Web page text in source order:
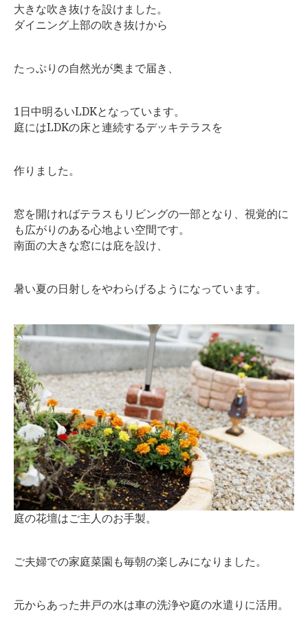
大きな吹き抜けを設けました。
ダイニング上部の吹き抜けから
たっぷりの自然光が奥まで届き、
1日中明るいLDKとなっています。
庭にはLDKの床と連続するデッキテラスを
作りました。
窓を開ければテラスもリビングの一部となり、視覚的に
も広がりのある心地よい空間です。
南面の大きな窓には庇を設け、
暑い夏の日射しをやわらげるようになっています。
庭の花壇はご主人のお手製。
ご夫婦での家庭菜園も毎朝の楽しみになりました。
元からあった井戸の水は車の洗浄や庭の水遣りに活用。